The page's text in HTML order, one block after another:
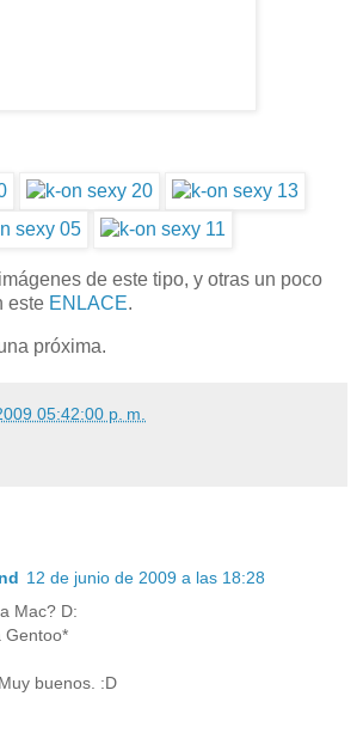
de este tipo, y otras un poco
este ENLACE.
próxima.
05:42:00 p. m.
12 de junio de 2009 a las 18:28
Mac? D:
Gentoo*
buenos. :D